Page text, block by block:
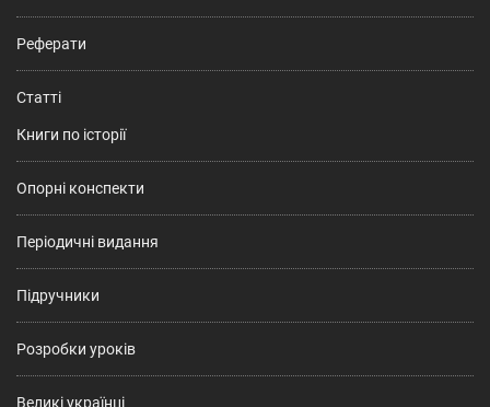
Реферати
Статті
Книги по історії
Опорні конспекти
Періодичні видання
Підручники
Розробки уроків
Великі українці